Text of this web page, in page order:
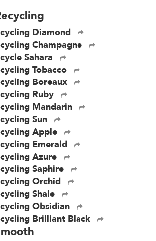
Diamond
Champagne
Sahara
Tobacco
Boreaux
Ruby
Mandarin
Sun
Apple
Emerald
Azure
Saphire
Orchid
Shale
Obsidian
Brilliant Black